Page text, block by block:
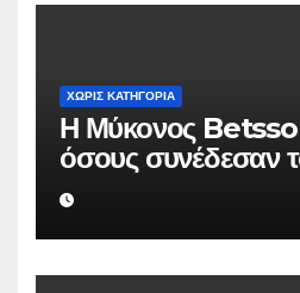
ΧΩΡΊΣ ΚΑΤΗΓΟΡΊΑ
Η Μύκονος
όσους συνέδεσαν
με την ιστορική